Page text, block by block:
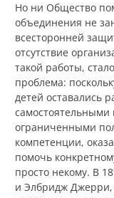
Но ни Общество
объединения не
всесторонней
отсутствие
такой работы,
проблема:
детей оставались
ограниченными
компетенции,
помочь
просто некому. В
и Элбридж Джерри,